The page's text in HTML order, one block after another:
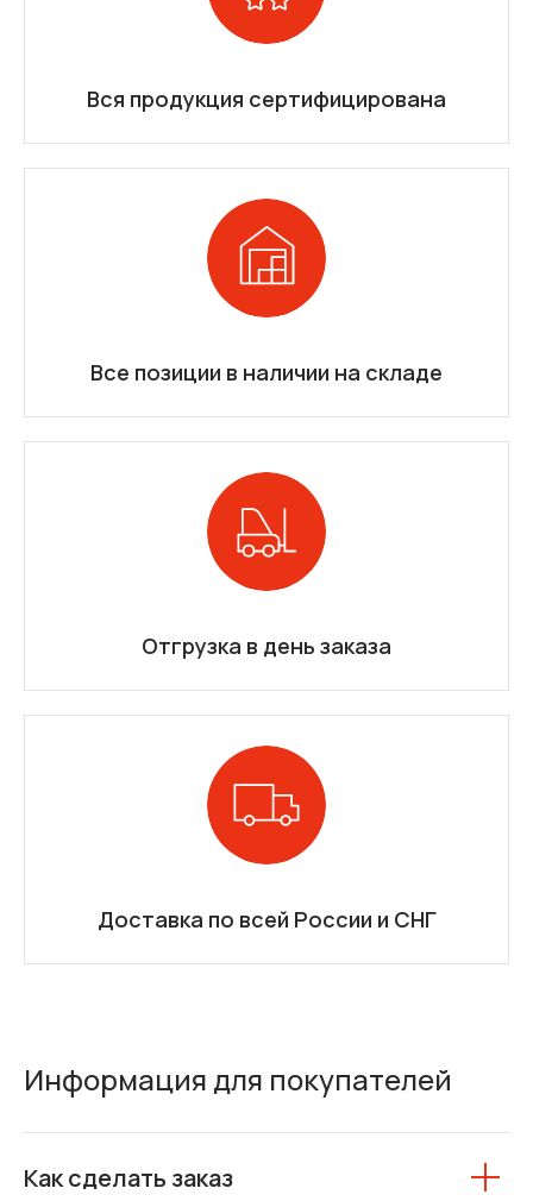
Вся продукция сертифицирована
Все позиции в наличии на складе
Отгрузка в день заказа
Доставка по всей России и СНГ
Информация для покупателей
Как сделать заказ